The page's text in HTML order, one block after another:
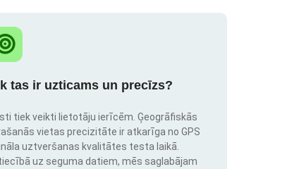
tas ir uzticams un precīzs?
tiek veikti lietotāju ierīcēm. Ģeogrāfiskās
vietas precizitāte ir atkarīga no GPS
uztveršanas kvalitātes testa laikā.
uz seguma datiem, mēs saglabājam